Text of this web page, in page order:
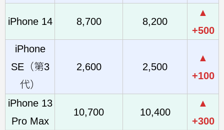
iPhone 14 8,700 8,200
▲
+500
iPhone
SE（第3
代）
2,600 2,500
▲
+100
iPhone 13
Pro Max
10,700 10,400
▲
+300